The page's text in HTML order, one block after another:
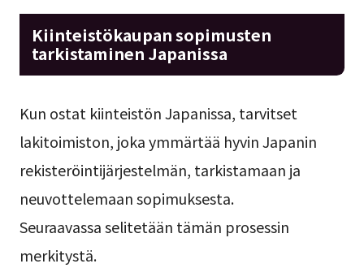
Kiinteistökaupan sopimusten
tarkistaminen Japanissa
Kun ostat kiinteistön Japanissa, tarvitset
lakitoimiston, joka ymmärtää hyvin Japanin
rekisteröintijärjestelmän, tarkistamaan ja
neuvottelemaan sopimuksesta.
Seuraavassa selitetään tämän prosessin
merkitystä.